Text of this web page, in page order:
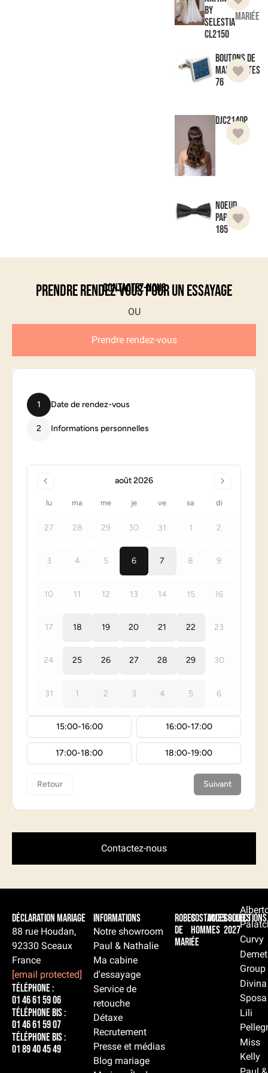
by
Selestia
CL2150
de
mariée
Boutons de
manchettes
76
DJC214OP
Noeud
Papillon
185
Contactez-nous
Prendre rendez-vous pour un essayage
Prendre rendez-vous
Contactez-nous
Déclaration Mariage
88 rue Houdan,
92330 Sceaux
France
[email protected]
Téléphone :
01 46 61 59 06
Téléphone BIS :
01 46 61 59 07
Téléphone BIS :
01 89 40 45 49
Informations
Notre showroom
Paul & Nathalie
Ma cabine
d'essayage
Service de
retouche
Détaxe
Recrutement
Presse et médias
Blog mariage
Robes
de
mariée
Costumes
hommes
Accessoires
Collections
2027
Curvy
Group
Divina
Sposa
Lili
Miss
Kelly